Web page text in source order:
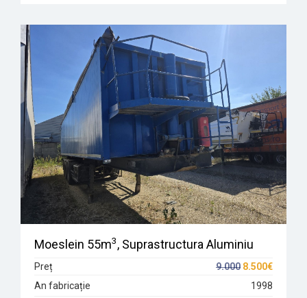
Moeslein 55m3, Suprastructura Aluminiu
Preț 9.000 8.500€
An fabricație
1998